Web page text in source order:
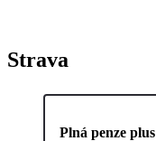
Strava
Plná penze plus